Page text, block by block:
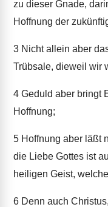
zu dieser Gnade,
Hoffnung der
3 Nicht allein aber
Trübsale, dieweil wir
4 Geduld aber bringt
Hoffnung;
5 Hoffnung aber läßt
die Liebe Gottes ist
heiligen Geist,
6 Denn auch